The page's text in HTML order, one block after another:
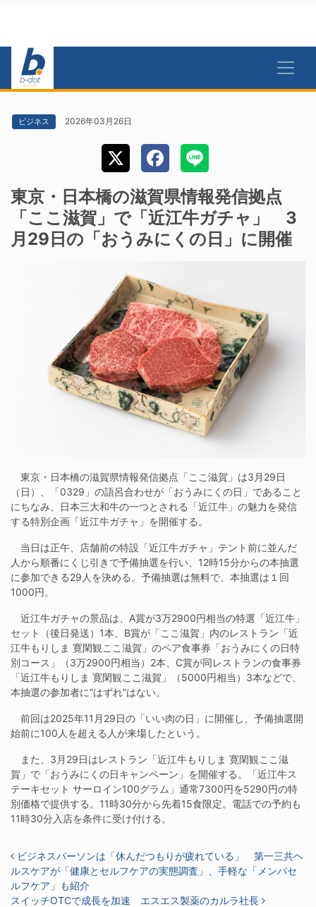
ビジネス 2026年03月26日
東京・日本橋の滋賀県情報発信拠点
「ここ滋賀」で「近江牛ガチャ」 3
月29日の「おうみにくの日」に開催
東京・日本橋の滋賀県情報発信拠点「ここ滋賀」は3月29日
（日）、「0329」の語呂合わせが「おうみにくの日」であること
にちなみ、日本三大和牛の一つとされる「近江牛」の魅力を発信
する特別企画「近江牛ガチャ」を開催する。
当日は正午、店舗前の特設「近江牛ガチャ」テント前に並んだ
人から順番にくじ引きで予備抽選を行い、12時15分からの本抽選
に参加できる29人を決める。予備抽選は無料で、本抽選は１回
1000円。
近江牛ガチャの景品は、A賞が3万2900円相当の特選「近江牛」
セット（後日発送）1本、B賞が「ここ滋賀」内のレストラン「近
江牛もりしま 寛閑観ここ滋賀」のペア食事券「おうみにくの日特
別コース」（3万2900円相当）2本、C賞が同レストランの食事券
「近江牛もりしま 寛閑観ここ滋賀」（5000円相当）3本などで、
本抽選の参加者に“はずれ”はない。
前回は2025年11月29日の「いい肉の日」に開催し、予備抽選開
始前に100人を超える人が来場したという。
また、3月29日はレストラン「近江牛もりしま 寛閑観ここ滋
賀」で「おうみにくの日キャンペーン」を開催する。「近江牛ス
テーキセット サーロイン100グラム」通常7300円を5290円の特
別価格で提供する。11時30分から先着15食限定。電話での予約も
11時30分入店を条件に受け付ける。
投稿ナビゲーション
ビジネスパーソンは「休んだつもりが疲れている」 第一三共ヘ
ルスケアが「健康とセルフケアの実態調査」、手軽な「メンパセ
ルフケア」も紹介
スイッチOTCで成長を加速 エスエス製薬のカルラ社長